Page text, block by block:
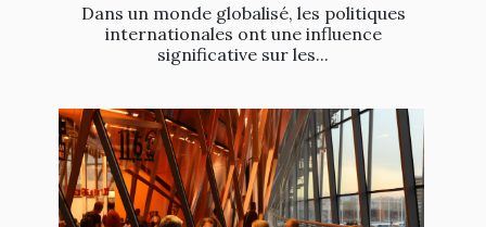
Dans un monde globalisé, les politiques
internationales ont une influence
significative sur les...